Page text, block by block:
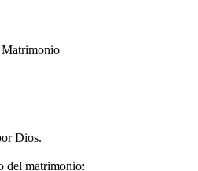
Matrimonio
Dios.
del matrimonio: